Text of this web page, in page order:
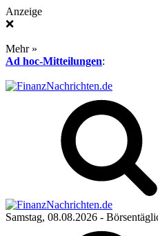
Anzeige
❌
Mehr »
Ad hoc-Mitteilungen:
Samstag, 08.08.2026 -